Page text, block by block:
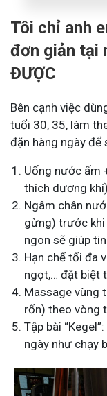
Tôi chỉ anh
đơn giản tại
ĐƯỢC
Bên cạnh việc
tuổi 30, 35, làm
đặn hàng ngày
Uống nước ấm
thích dương khí)
Ngâm chân
gừng) trước
ngon sẽ giúp
Hạn chế tối đa
ngọt,… đặt biệt
Massage vùng
rốn) theo vòng
Tập bài
ngày như chạy